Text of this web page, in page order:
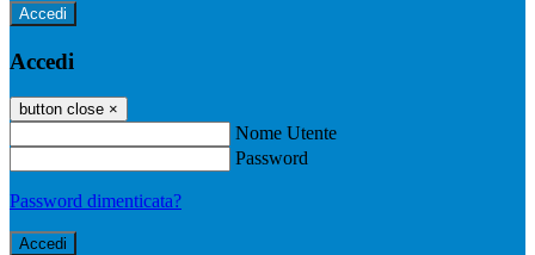
Accedi
Accedi
button close ×
Nome Utente
Password
Password dimenticata?